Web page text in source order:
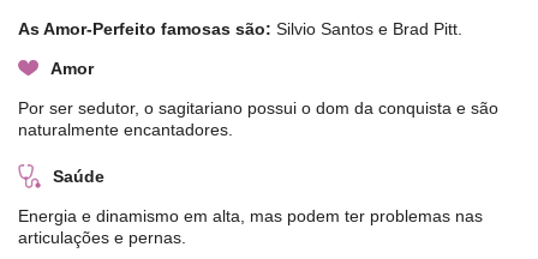
As Amor-Perfeito famosas são: Silvio Santos e Brad Pitt.
Amor
Por ser sedutor, o sagitariano possui o dom da conquista e são
naturalmente encantadores.
Saúde
Energia e dinamismo em alta, mas podem ter problemas nas
articulações e pernas.